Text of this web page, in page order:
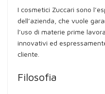
I cosmetici Zuccari sono
dell’azienda, che vuole
l’uso di materie prime
innovativi ed
cliente.
Filosofia